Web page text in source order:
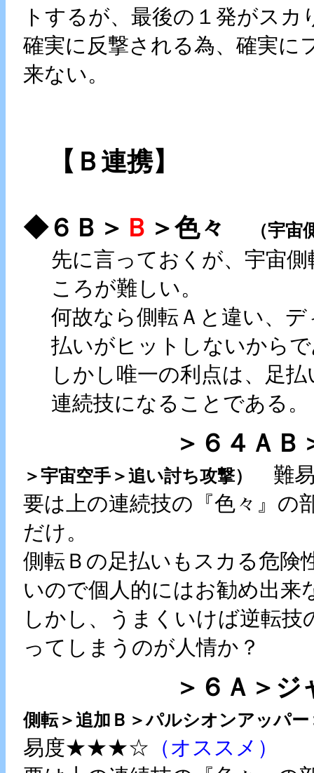
トするが、最後の１発がスカ
確実に反撃される為、確実に
来ない。
【Ｂ連携】
◆６Ｂ＞ Ｂ ＞色々 （宇
先に言っておくが、宇宙
ころが難しい。
何故なら側転Ａと違い、
払いがヒットしないから
しかし唯一の利点は、足
連続技になることである。
＞６４ＡＢ＞
＞宇宙空手＞追い討ち攻撃）
難
要は上の連続技の『色々』の
だけ。
側転Ｂの足払いもスカる危険
いので個人的にはお勧め出来
しかし、うまくいけば逆転
ってしまうのが人情か？
＞６Ａ＞ジャン
側転＞追加Ｂ＞パルシオンアッパ
易度★★★☆ （オススメ）